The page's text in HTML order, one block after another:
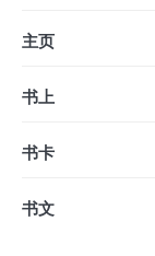
主页
书上
书卡
书文